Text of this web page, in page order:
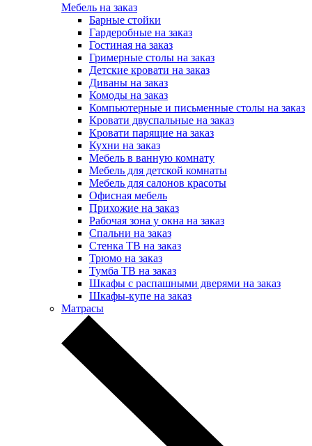
Мебель на заказ
Барные стойки
Гардеробные на заказ
Гостиная на заказ
Гримерные столы на заказ
Детские кровати на заказ
Диваны на заказ
Комоды на заказ
Компьютерные и письменные столы на заказ
Кровати двуспальные на заказ
Кровати парящие на заказ
Кухни на заказ
Мебель в ванную комнату
Мебель для детской комнаты
Мебель для салонов красоты
Офисная мебель
Прихожие на заказ
Рабочая зона у окна на заказ
Спальни на заказ
Стенка ТВ на заказ
Трюмо на заказ
Тумба ТВ на заказ
Шкафы с распашными дверями на заказ
Шкафы-купе на заказ
Матрасы